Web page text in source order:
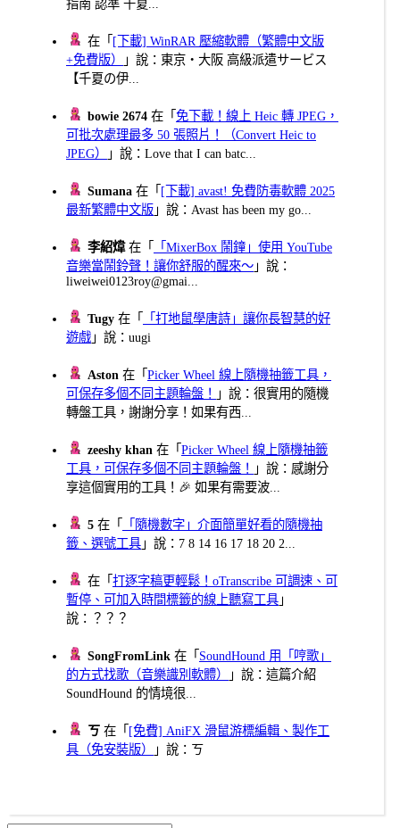
指南 認準 千夏...
在「 [下載] WinRAR 壓縮軟體（繁體中文版
+免費版）
」說：東京・大阪 高級派遣サービス
【千夏の伊...
bowie 2674 在「免下載！線上 Heic 轉 JPEG，
可批次處理最多 50 張照片！（Convert Heic to
JPEG）
」說：Love that I can batc...
Sumana 在「 [下載] avast! 免費防毒軟體 2025
最新繁體中文版 」說：Avast has been my go...
李紹煒在「
「MixerBox 鬧鐘」使用 YouTube
音樂當鬧鈴聲！讓你舒服的醒來～ 」說：
liweiwei0123roy@gmai...
Tugy 在「
「打地鼠學唐詩」讓你長智慧的好
遊戲 」說：uugi
Aston 在「Picker Wheel 線上隨機抽籤工具，
可保存多個不同主題輪盤！
」說：很實用的隨機
轉盤工具，謝謝分享！如果有西...
zeeshy khan 在「Picker Wheel 線上隨機抽籤
工具，可保存多個不同主題輪盤！
」說：感謝分
享這個實用的工具！🎉 如果有需要波...
5 在「
「隨機數字」介面簡單好看的隨機抽
籤、選號工具 」說：7 8 14 16 17 18 20 2...
在「打逐字稿更輕鬆！oTranscribe 可調速、可
暫停、可加入時間標籤的線上聽寫工具 」
說：？？？
SongFromLink 在「 SoundHound 用「哼歌」
的方式找歌（音樂識別軟體）
」說：這篇介紹
SoundHound 的情境很...
ㄎ 在「 [免費] AniFX 滑鼠游標編輯、製作工
具（免安裝版）
」說：ㄎ